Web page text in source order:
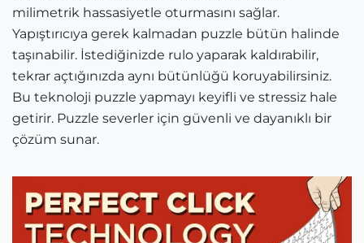
milimetrik hassasiyetle oturmasını sağlar.
Yapıştırıcıya gerek kalmadan puzzle bütün halinde
taşınabilir. İstediğinizde rulo yaparak kaldırabilir,
tekrar açtığınızda aynı bütünlüğü koruyabilirsiniz.
Bu teknoloji puzzle yapmayı keyifli ve stressiz hale
getirir. Puzzle severler için güvenli ve dayanıklı bir
çözüm sunar.